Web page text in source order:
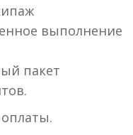
выполнение
пакет